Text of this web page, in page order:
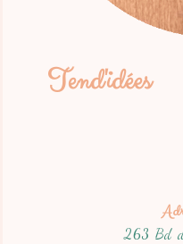
Tend'idées
263 Bd